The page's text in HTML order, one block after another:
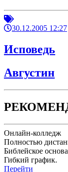
30.12.2005 12:27
Исповедь
Августин
Онлайн-колледж
Полностью
Библейское
Гибкий график.
Перейти